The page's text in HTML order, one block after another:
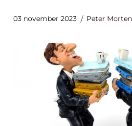
03 november 2023 Peter